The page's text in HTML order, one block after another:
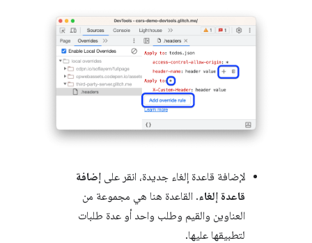
لإضافة قاعدة إلغاء جديدة، انقر على إضافة
قاعدة إلغاء. القاعدة هنا هي مجموعة من
العناوين والقيم وطلب واحد أو عدة طلبات
لتطبيقها عليها.